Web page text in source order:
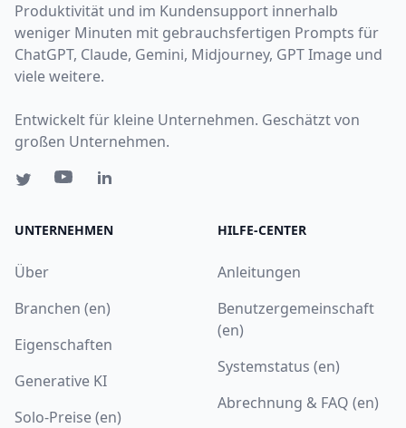
Produktivität und im Kundensupport innerhalb
weniger Minuten mit gebrauchsfertigen Prompts für
ChatGPT, Claude, Gemini, Midjourney, GPT Image und
viele weitere.
Entwickelt für kleine Unternehmen. Geschätzt von
großen Unternehmen.
UNTERNEHMEN
Über
Branchen (en)
Eigenschaften
Generative KI
Solo-Preise (en)
HILFE-CENTER
Anleitungen
Benutzergemeinschaft
(en)
Systemstatus (en)
Abrechnung & FAQ (en)